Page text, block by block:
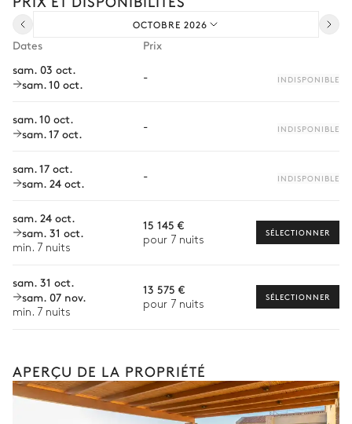
Hydromassage · À
débordement
profondeur = 1,2m / 2,2m
Jardin
Personnel de maison supplémentaire
Babysitter
Location de vélo
Sports nautiques
Visites guidées et excursions
Visites gastronomiques
Les services et expériences proposés peuvent varier selon la
saison, la destination ou la disponibilité. Notre conciergerie
OCTOBRE 2026
Dates
Prix
sam. 03 oct.
sam. 10 oct.
- INDISPONIBLE
sam. 10 oct.
sam. 17 oct.
- INDISPONIBLE
sam. 17 oct.
sam. 24 oct.
- INDISPONIBLE
sam. 24 oct.
sam. 31 oct.
min. 7 nuits
15 145 €
pour 7 nuits
SÉLECTIONNER
sam. 31 oct.
sam. 07 nov.
min. 7 nuits
13 575 €
pour 7 nuits
SÉLECTIONNER
APERÇU DE LA PROPRIÉTÉ